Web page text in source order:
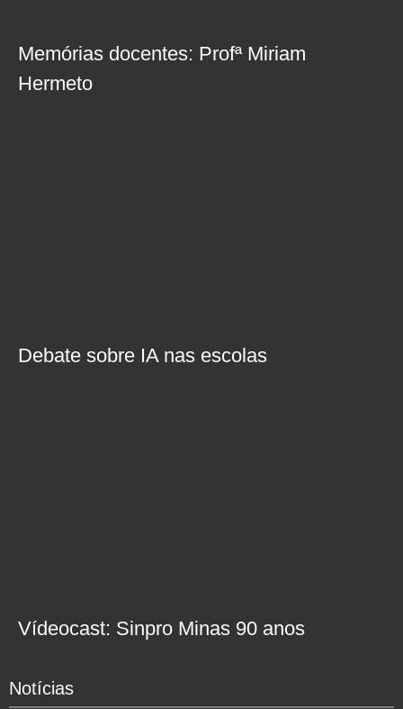
Memórias docentes: Profª Miriam
Hermeto
Debate sobre IA nas escolas
Vídeocast: Sinpro Minas 90 anos
Notícias